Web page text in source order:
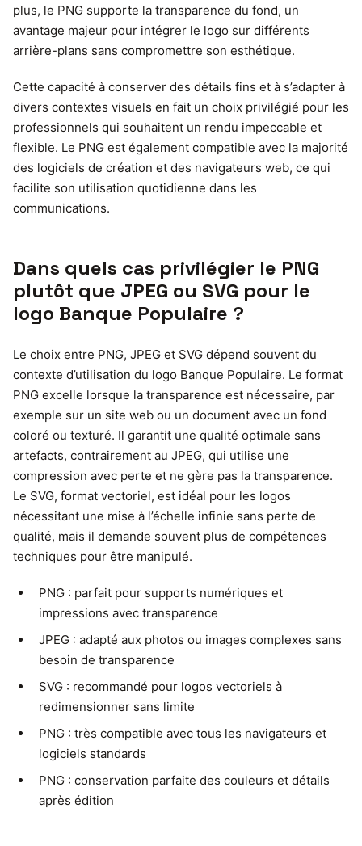
plus, le PNG supporte la transparence du fond, un
avantage majeur pour intégrer le logo sur différents
arrière-plans sans compromettre son esthétique.
Cette capacité à conserver des détails fins et à s’adapter à
divers contextes visuels en fait un choix privilégié pour les
professionnels qui souhaitent un rendu impeccable et
flexible. Le PNG est également compatible avec la majorité
des logiciels de création et des navigateurs web, ce qui
facilite son utilisation quotidienne dans les
communications.
Dans quels cas privilégier le PNG
plutôt que JPEG ou SVG pour le
logo Banque Populaire ?
Le choix entre PNG, JPEG et SVG dépend souvent du
contexte d’utilisation du logo Banque Populaire. Le format
PNG excelle lorsque la transparence est nécessaire, par
exemple sur un site web ou un document avec un fond
coloré ou texturé. Il garantit une qualité optimale sans
artefacts, contrairement au JPEG, qui utilise une
compression avec perte et ne gère pas la transparence.
Le SVG, format vectoriel, est idéal pour les logos
nécessitant une mise à l’échelle infinie sans perte de
qualité, mais il demande souvent plus de compétences
techniques pour être manipulé.
PNG : parfait pour supports numériques et
impressions avec transparence
JPEG : adapté aux photos ou images complexes sans
besoin de transparence
SVG : recommandé pour logos vectoriels à
redimensionner sans limite
PNG : très compatible avec tous les navigateurs et
logiciels standards
PNG : conservation parfaite des couleurs et détails
après édition